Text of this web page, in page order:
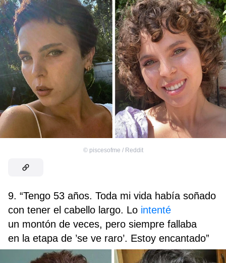
© piscesofme / Reddit
9. “Tengo 53 años. Toda mi vida había soñado
con tener el cabello largo. Lo intenté
un montón de veces, pero siempre fallaba
en la etapa de ’se ve raro’. Estoy encantado”